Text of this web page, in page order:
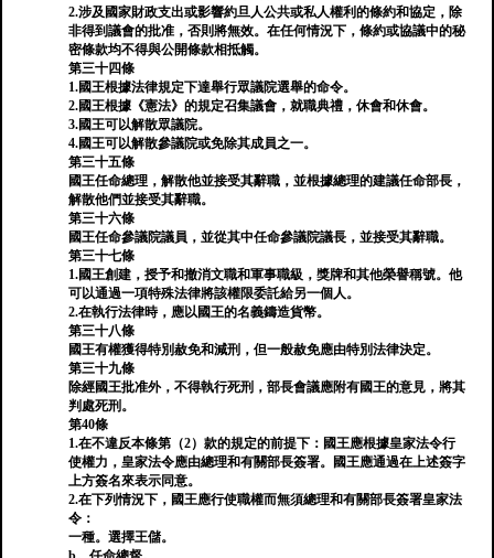
2.涉及國家財政支出或影響約旦人公共或私人權利的條約和協定，除
非得到議會的批准，否則將無效。在任何情況下，條約或協議中的秘
密條款均不得與公開條款相抵觸。
第三十四條
1.國王根據法律規定下達舉行眾議院選舉的命令。
2.國王根據《憲法》的規定召集議會，就職典禮，休會和休會。
3.國王可以解散眾議院。
4.國王可以解散參議院或免除其成員之一。
第三十五條
國王任命總理，解散他並接受其辭職，並根據總理的建議任命部長，
解散他們並接受其辭職。
第三十六條
國王任命參議院議員，並從其中任命參議院議長，並接受其辭職。
第三十七條
1.國王創建，授予和撤消文職和軍事職級，獎牌和其他榮譽稱號。他
可以通過一項特殊法律將該權限委託給另一個人。
2.在執行法律時，應以國王的名義鑄造貨幣。
第三十八條
國王有權獲得特別赦免和減刑，但一般赦免應由特別法律決定。
第三十九條
除經國王批准外，不得執行死刑，部長會議應附有國王的意見，將其
判處死刑。
第40條
1.在不違反本條第（2）款的規定的前提下：國王應根據皇家法令行
使權力，皇家法令應由總理和有關部長簽署。國王應通過在上述簽字
上方簽名來表示同意。
2.在下列情況下，國王應行使職權而無須總理和有關部長簽署皇家法
令：
一種。選擇王儲。